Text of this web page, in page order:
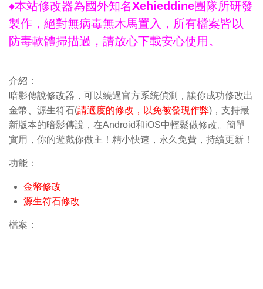
♦本站修改器為國外知名Xehieddine團隊所研發
製作，絕對無病毒無木馬置入，所有檔案皆以
防毒軟體掃描過，請放心下載安心使用。
介紹：
暗影傳說修改器，可以繞過官方系統偵測，讓你成功修改出
金幣、源生符石(請適度的修改，以免被發現作弊)，支持最
新版本的暗影傳說，在Android和iOS中輕鬆做修改。簡單
實用，你的遊戲你做主！精小快速，永久免費，持續更新！
功能：
金幣修改
源生符石修改
檔案：